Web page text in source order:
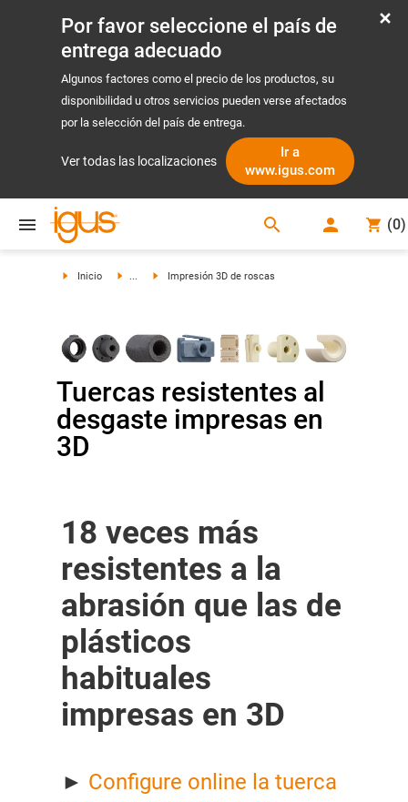
Por favor seleccione el país de
entrega adecuado
Algunos factores como el precio de los productos, su
disponibilidad u otros servicios pueden verse afectados
por la selección del país de entrega.
Ver todas las localizaciones
Ir a
www.igus.com
search (0)
Inicio ... Impresión 3D de roscas
Tuercas resistentes al
desgaste impresas en
3D
18 veces más
resistentes a la
abrasión que las de
plásticos
habituales
impresas en 3D
► Configure online la tuerca